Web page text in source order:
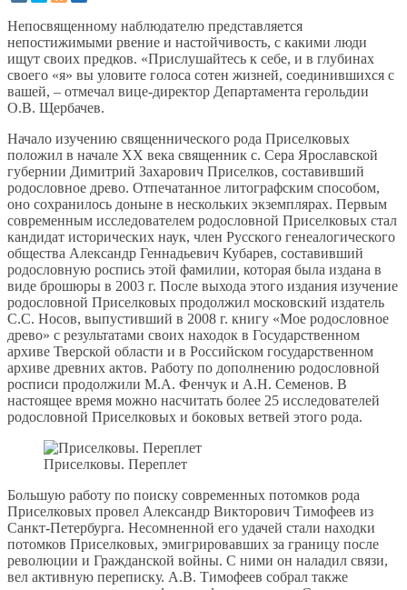
Непосвященному наблюдателю представляется
непостижимыми рвение и настойчивость, с какими люди
ищут своих предков. «Прислушайтесь к себе, и в глубинах
своего «я» вы уловите голоса сотен жизней, соединившихся с
вашей, – отмечал вице-директор Департамента герольдии
О.В. Щербачев.
Начало изучению священнического рода Приселковых
положил в начале XX века священник с. Сера Ярославской
губернии Димитрий Захарович Приселков, составивший
родословное древо. Отпечатанное литографским способом,
оно сохранилось доныне в нескольких экземплярах. Первым
современным исследователем родословной Приселковых стал
кандидат исторических наук, член Русского генеалогического
общества Александр Геннадьевич Кубарев, составивший
родословную роспись этой фамилии, которая была издана в
виде брошюры в 2003 г. После выхода этого издания изучение
родословной Приселковых продолжил московский издатель
С.С. Носов, выпустивший в 2008 г. книгу «Мое родословное
древо» с результатами своих находок в Государственном
архиве Тверской области и в Российском государственном
архиве древних актов. Работу по дополнению родословной
росписи продолжили М.А. Фенчук и А.Н. Семенов. В
настоящее время можно насчитать более 25 исследователей
родословной Приселковых и боковых ветвей этого рода.
Приселковы. Переплет
Большую работу по поиску современных потомков рода
Приселковых провел Александр Викторович Тимофеев из
Санкт-Петербурга. Несомненной его удачей стали находки
потомков Приселковых, эмигрировавших за границу после
революции и Гражданской войны. С ними он наладил связи,
вел активную переписку. А.В. Тимофеев собрал также